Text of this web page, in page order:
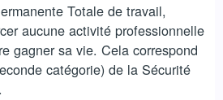
Totale de travail,
aucune activité professionnelle
gagner sa vie. Cela correspond
catégorie) de la Sécurité